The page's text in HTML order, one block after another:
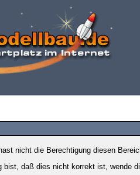
nicht die Berechtigung diesen
bist, daß dies nicht korrekt ist, wende